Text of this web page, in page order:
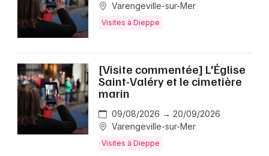
Varengeville-sur-Mer
Visites à Dieppe
[Visite commentée] L'Église
Saint-Valéry et le cimetière
marin
09/08/2026 → 20/09/2026
Varengeville-sur-Mer
Visites à Dieppe